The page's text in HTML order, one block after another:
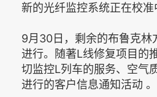
新的光纤监控系统正在校准
9月30日，剩余的布鲁克林
进行。随著L线修复项目的
切监控L列车的服务、空气
进行的客户信息通知活动 。